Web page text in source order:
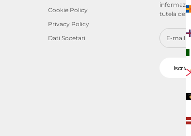
Cookie Policy
Privacy Policy
Dati Socetari
tutela